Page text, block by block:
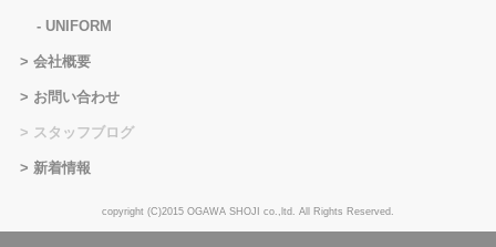
UNIFORM
会社概要
お問い合わせ
スタッフブログ
新着情報
copyright (C)2015 OGAWA SHOJI co.,ltd. All Rights Reserved.